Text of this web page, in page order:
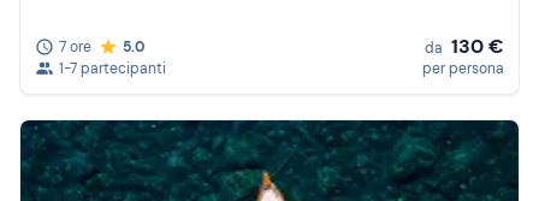
7 ore
5.0
1-7 partecipanti
da 130 €
per persona